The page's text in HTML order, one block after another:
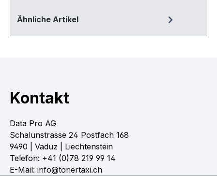
Ähnliche Artikel
Kontakt
Data Pro AG
Schalunstrasse 24 Postfach 168
9490 | Vaduz | Liechtenstein
Telefon: +41 (0)78 219 99 14
E-Mail: info@tonertaxi.ch